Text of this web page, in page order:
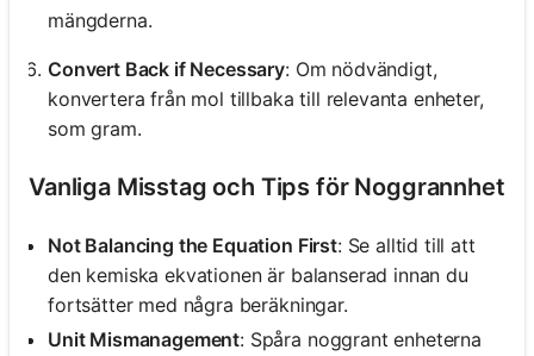
mängderna.
Convert Back if Necessary: Om nödvändigt,
konvertera från mol tillbaka till relevanta enheter,
som gram.
Vanliga Misstag och Tips för Noggrannhet
Not Balancing the Equation First: Se alltid till att
den kemiska ekvationen är balanserad innan du
fortsätter med några beräkningar.
Unit Mismanagement: Spåra noggrant enheterna